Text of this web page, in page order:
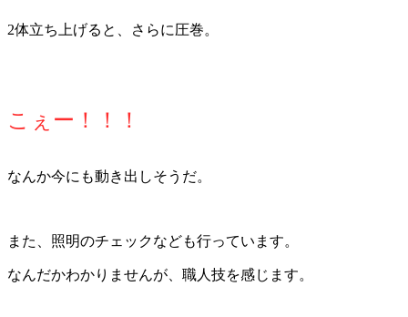
2体立ち上げると、さらに圧巻。
こぇー！！！
なんか今にも動き出しそうだ。
また、照明のチェックなども行っています。
なんだかわかりませんが、職人技を感じます。